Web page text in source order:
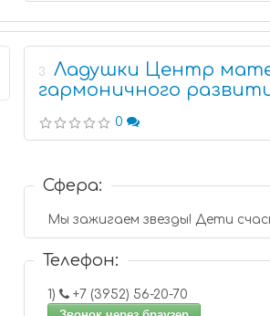
3
Ладушки Центр
гармоничного
0
Сфера:
Мы зажигаем звезды! Дети
Телефон:
1)
+7 (3952) 56-20-70